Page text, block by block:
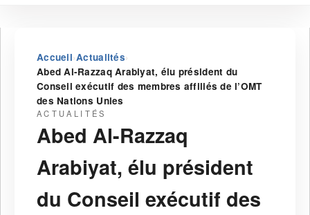
Accueil›Actualités›
Abed Al-Razzaq Arabiyat, élu président du
Conseil exécutif des membres affiliés de l’OMT
des Nations Unies
ACTUALITÉS
Abed Al-Razzaq
Arabiyat, élu président
du Conseil exécutif des